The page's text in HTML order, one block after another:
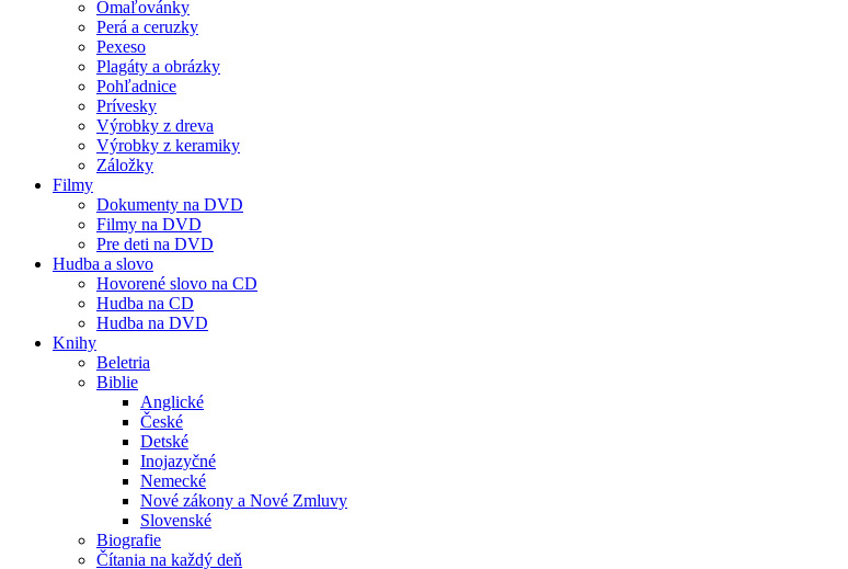
Omaľovánky
Perá a ceruzky
Pexeso
Plagáty a obrázky
Pohľadnice
Prívesky
Výrobky z dreva
Výrobky z keramiky
Záložky
Filmy
Dokumenty na DVD
Filmy na DVD
Pre deti na DVD
Hudba a slovo
Hovorené slovo na CD
Hudba na CD
Hudba na DVD
Knihy
Beletria
Biblie
Anglické
České
Detské
Inojazyčné
Nemecké
Nové zákony a Nové Zmluvy
Slovenské
Biografie
Čítania na každý deň